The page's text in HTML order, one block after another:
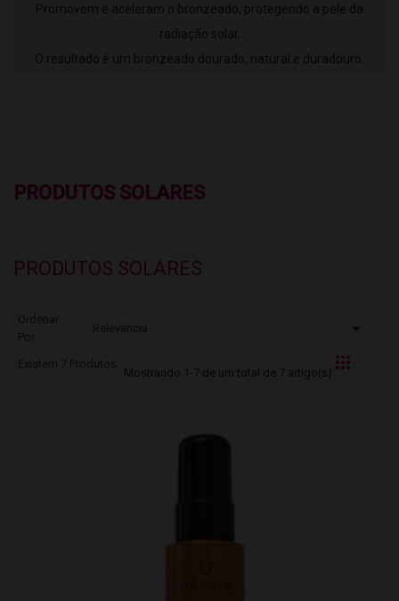
Promovem e aceleram o bronzeado, protegendo a pele da
radiação solar.
O resultado é um bronzeado dourado, natural e duradouro.
PRODUTOS SOLARES
PRODUTOS SOLARES
Ordenar
Por:
Relevância 
Existem 7 Produtos.
Mostrando 1-7 de um total de 7 artigo(s)